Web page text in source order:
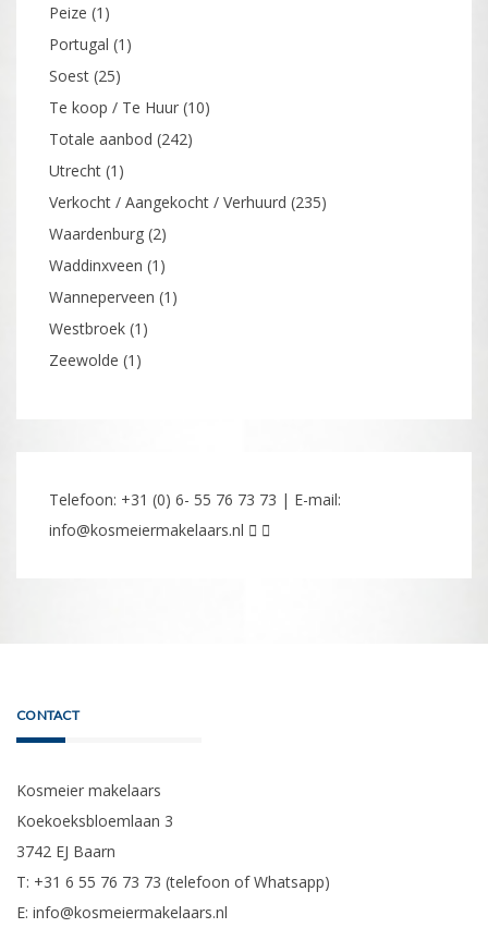
Peize (1)
Portugal (1)
Soest (25)
Te koop / Te Huur (10)
Totale aanbod (242)
Utrecht (1)
Verkocht / Aangekocht / Verhuurd (235)
Waardenburg (2)
Waddinxveen (1)
Wanneperveen (1)
Westbroek (1)
Zeewolde (1)
Telefoon: +31 (0) 6- 55 76 73 73 | E-mail:
info@kosmeiermakelaars.nl
CONTACT
Kosmeier makelaars
Koekoeksbloemlaan 3
3742 EJ Baarn
T: +31 6 55 76 73 73 (telefoon of Whatsapp)
E: info@kosmeiermakelaars.nl